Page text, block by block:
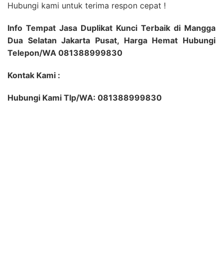
Hubungi kami untuk terima respon cepat !
Info Tempat Jasa Duplikat Kunci Terbaik di Mangga
Dua Selatan Jakarta Pusat, Harga Hemat Hubungi
Telepon/WA 081388999830
Kontak Kami :
Hubungi Kami Tlp/WA: 081388999830